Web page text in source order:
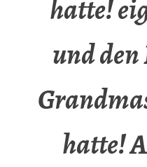
hatte!
und den
hatte!